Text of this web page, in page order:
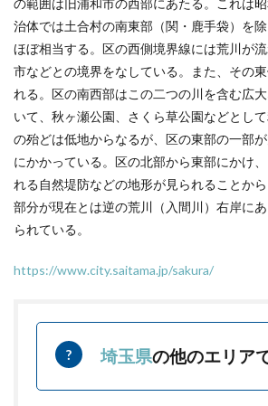
治体では土合村の南東部（関・鹿手袋）を
ほぼ相当する。区の西側境界線には荒川が
市などとの境界をなしている。また、その
れる。区の南西部はこの二つの川を含む広
いて、秋ヶ瀬公園、さくら草公園などとし
の殆どは低地からなるが、区の東部の一部
にかかっている。区の北部から東部にかけ
れる自然堤防などの地形が見られることか
部分が現在とは逆の荒川（入間川）右岸に
られている。
https://www.city.saitama.jp/sakura/
埼玉県の他のエリア